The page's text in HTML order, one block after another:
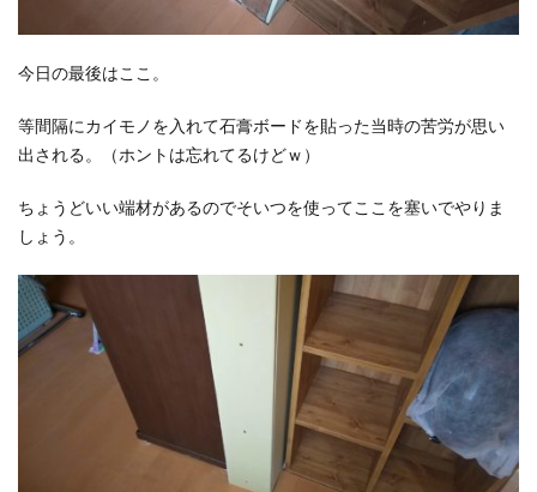
今日の最後はここ。
等間隔にカイモノを入れて石膏ボードを貼った当時の苦労が思い
出される。（ホントは忘れてるけどｗ）
ちょうどいい端材があるのでそいつを使ってここを塞いでやりま
しょう。